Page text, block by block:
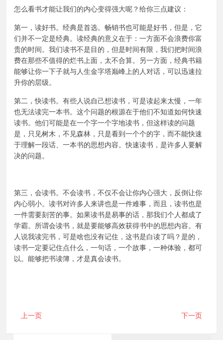
怎么看书才能让我们的内心变得强大呢？给你三点建议：
第一，读好书。经典是首选。畅销书也可能是好书，但是，它
们并不一定是经典。读经典的意义在于：一方面不会浪费你富
贵的时间。我们读书不是目的，但是时间有限，我们把时间浪
费在那些不值得的烂书上面，太不合算。另一方面，经典书籍
能够让你一下子就与人生金字塔巅峰上的人对话，可以迅速拉
升你的层级。
第二，快读书。有些人说自己想读书，可是读起来太慢，一年
也无法读完一本书。这个问题的根源在于他们不知道如何快速
读书。他们可能是在一个字一个字地读书，但这样读的问题
是，只见树木，不见森林，只是看到一个个的字，而不能快速
于理解一段话、一本书的思想内容。快速读书，是许多人要解
决的问题。
第三，会读书。不会读书，不仅不会让你内心强大，反倒让你
内心弱小。读书对许多人来讲也是一件难事，而且，读书也是
一件需要刻苦的事。如果读书是易事的话，那我们个人都成了
学霸。所谓会读书，就是要能够高效获得书中的思想内容。有
人说我读完书，可是啥也没有记住，这书是白读了吗？是的，
读书一定要记住点什么，一句话，一个故事，一种体验，都可
以。能够把书读簿，才是真会读书。
上一页 下一页